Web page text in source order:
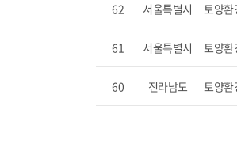
62 서울특별시 토양환
61 서울특별시 토양환
60 전라남도 토양환